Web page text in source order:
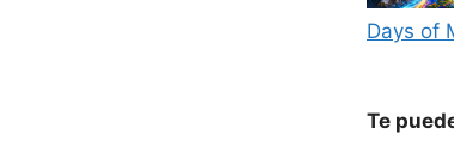
Days of
Te